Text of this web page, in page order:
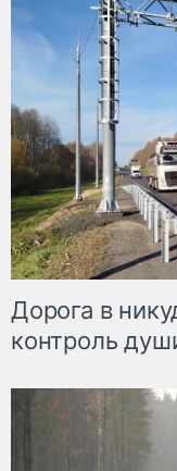
Дорога в
контроль